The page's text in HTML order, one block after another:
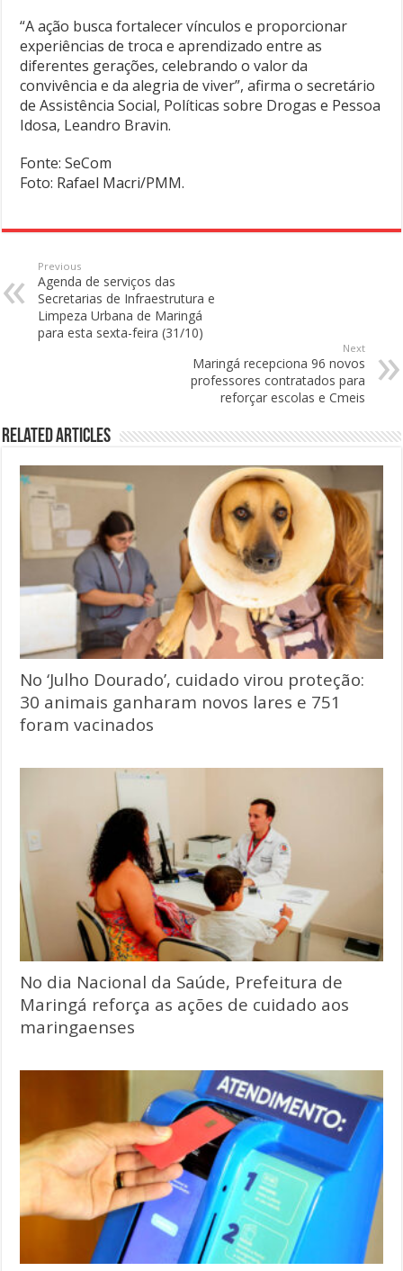
“A ação busca fortalecer vínculos e proporcionar
experiências de troca e aprendizado entre as
diferentes gerações, celebrando o valor da
convivência e da alegria de viver”, afirma o secretário
de Assistência Social, Políticas sobre Drogas e Pessoa
Idosa, Leandro Bravin.
Fonte: SeCom
Foto: Rafael Macri/PMM.
Previous
Agenda de serviços das
Secretarias de Infraestrutura e
Limpeza Urbana de Maringá
para esta sexta-feira (31/10)
Next
Maringá recepciona 96 novos
professores contratados para
reforçar escolas e Cmeis
Related Articles
No ‘Julho Dourado’, cuidado virou proteção:
30 animais ganharam novos lares e 751
foram vacinados
No dia Nacional da Saúde, Prefeitura de
Maringá reforça as ações de cuidado aos
maringaenses